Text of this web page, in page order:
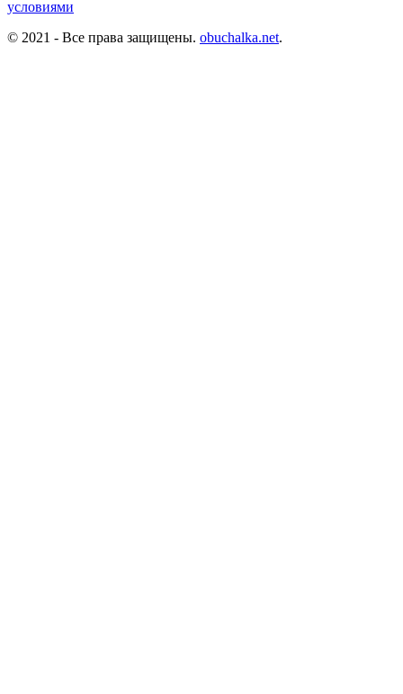
условиями
© 2021 - Все права защищены. obuchalka.net.